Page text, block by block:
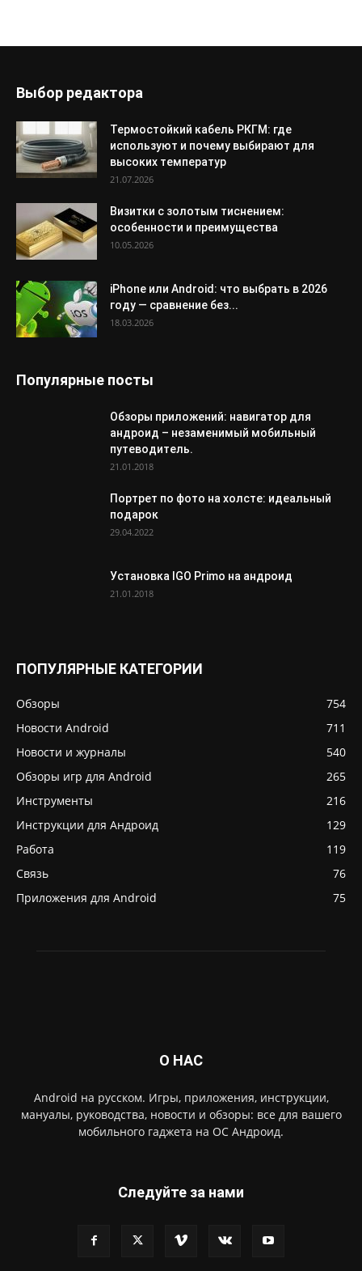
Выбор редактора
Термостойкий кабель РКГМ: где
используют и почему выбирают для
высоких температур
21.07.2026
Визитки с золотым тиснением:
особенности и преимущества
10.05.2026
iPhone или Android: что выбрать в 2026
году — сравнение без...
18.03.2026
Популярные посты
Обзоры приложений: навигатор для
андроид – незаменимый мобильный
путеводитель.
21.01.2018
Портрет по фото на холсте: идеальный
подарок
29.04.2022
Установка IGO Primo на андроид
21.01.2018
ПОПУЛЯРНЫЕ КАТЕГОРИИ
Обзоры
754
Новости Android
711
Новости и журналы
540
Обзоры игр для Android
265
Инструменты
216
Инструкции для Андроид
129
Работа
119
Связь
76
Приложения для Android
75
О НАС
Android на русском. Игры, приложения, инструкции,
мануалы, руководства, новости и обзоры: все для вашего
мобильного гаджета на ОС Андроид.
Следуйте за нами